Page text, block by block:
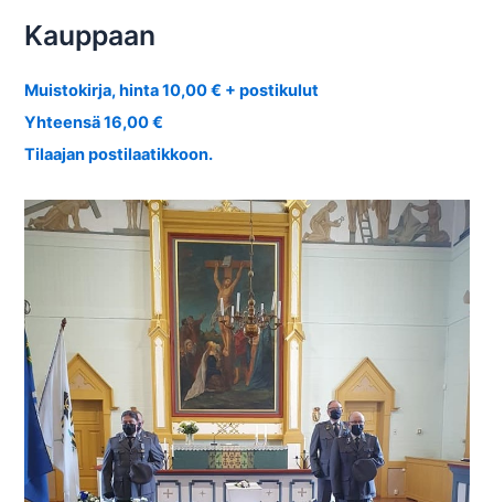
Kauppaan
Muistokirja, hinta 10,00 € + postikulut
Yhteensä 16,00 €
Tilaajan postilaatikkoon.